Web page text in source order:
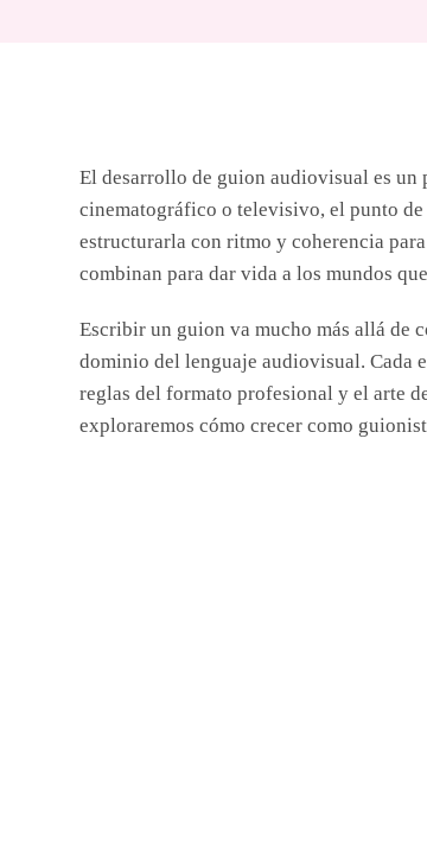
El desarrollo de guion audiovisual es un
cinematográfico o televisivo, el punto de
estructurarla con ritmo y coherencia
combinan para dar vida a los mundos
Escribir un guion va mucho más allá de
dominio del lenguaje audiovisual. Cada
reglas del formato profesional y el arte
exploraremos cómo crecer como